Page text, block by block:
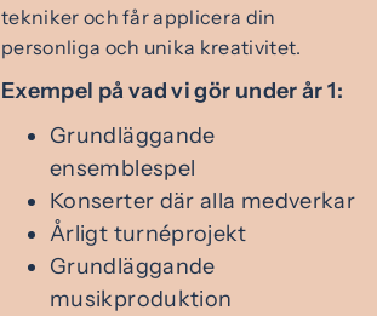
tekniker och får applicera din
personliga och unika kreativitet.
Exempel på vad vi gör under år 1:
Grundläggande
ensemblespel
Konserter där alla medverkar
Årligt turnéprojekt
Grundläggande
musikproduktion